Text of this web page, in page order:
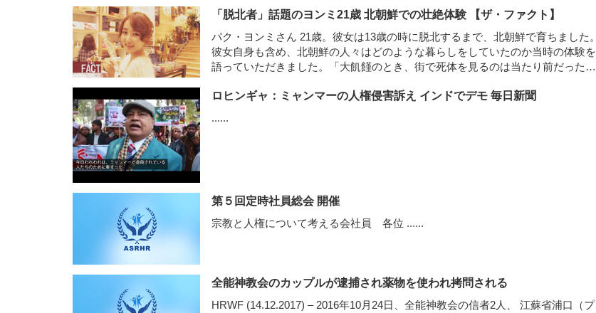
「脱北者」話題のヨンミ21歳 北朝鮮での壮絶体験 【ザ・ファクト】
パク・ヨンミさん 21歳。彼女は13歳の時に脱北するまで、北朝鮮で育ちました。
彼女自身も含め、北朝鮮の人々はどのような暮らしをしていたのか当時の体験を
語っていただきました。「大飢饉のとき、街で死体を見るのは当たり前だった」
ロヒンギャ：ミャンマーの人権侵害訴え インドでデモ 毎日新聞
......
第５回定時社員総会 開催
宗教と人権について考える会社員 各位 ......
全能神教会のカップルが逮捕され薬物を使われ拷問される
HRWF (14.12.2017) – 2016年10月24日、全能神教会の信者2人、 江蘇省浦口（プ